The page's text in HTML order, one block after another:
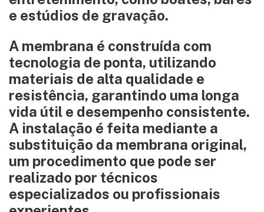
e estúdios de gravação.
A membrana é construída com
tecnologia de ponta, utilizando
materiais de alta qualidade e
resistência, garantindo uma longa
vida útil e desempenho consistente.
A instalação é feita mediante a
substituição da membrana original,
um procedimento que pode ser
realizado por técnicos
especializados ou profissionais